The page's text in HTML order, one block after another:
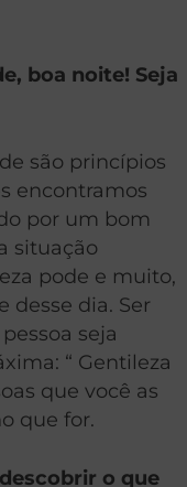
boa noite! Seja
são princípios
encontramos
por um bom
situação
pode e muito,
desse dia. Ser
seja
“ Gentileza
que você as
que for.
o que